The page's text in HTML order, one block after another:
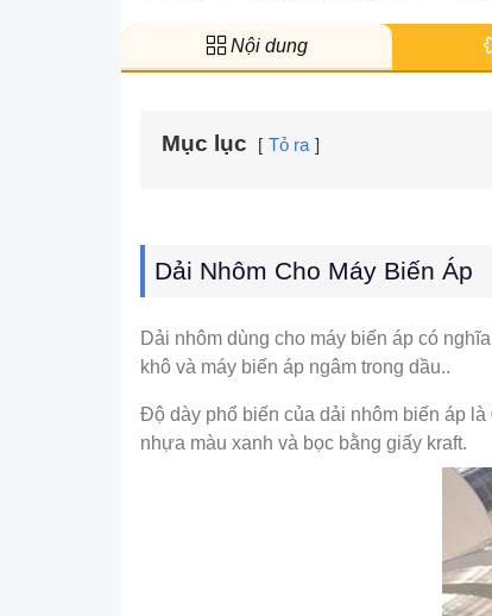
Nội dung
Mục lục Tỏ ra
Dải Nhôm Cho Máy Biến Áp
Dải nhôm dùng cho máy biến áp có
khô và máy biến áp ngâm trong dầu..
Độ dày phổ biến của dải nhôm biến áp
nhựa màu xanh và bọc bằng giấy kraft.